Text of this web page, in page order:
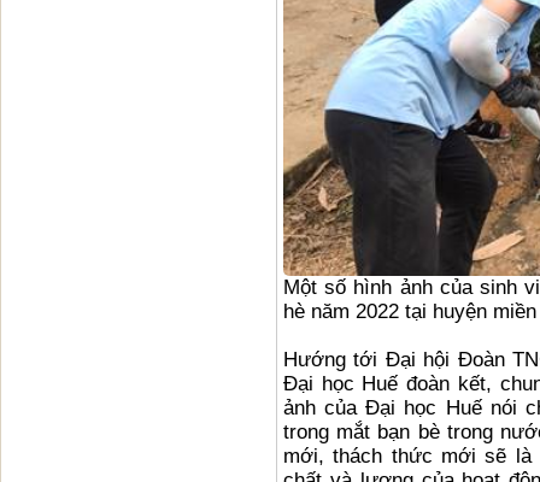
Một số hình ảnh của sinh
hè năm 2022 tại huyện
Hướng tới Đại hội Đoàn
Đại học Huế đoàn kết,
ảnh của Đại học Huế nói
trong mắt bạn bè trong
mới, thách thức mới sẽ là